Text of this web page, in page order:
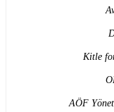
Kitle
AÖF